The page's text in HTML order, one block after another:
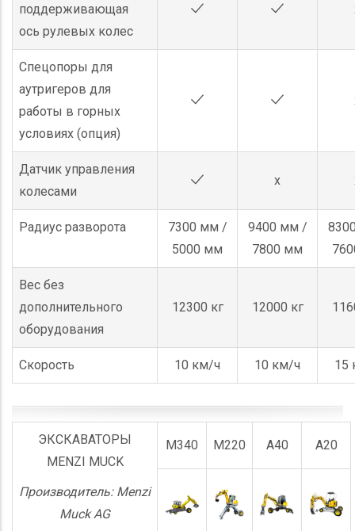
поддерживающая
ось рулевых колес
Спецопоры для
аутригеров для
работы в горных
условиях (опция)
Датчик управления
колесами
x
Радиус разворота
7300 мм /
5000 мм
9400 мм /
7800 мм
Вес без
дополнительного
оборудования
12300 кг 12000 кг
Скорость 10 км/ч 10 км/ч 15
ЭКСКАВАТОРЫ
MENZI MUCK
Производитель: Menzi
Muck AG
M340 M220 A40 A20